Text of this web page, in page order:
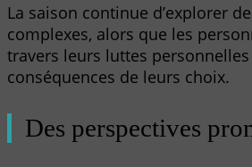
La saison continue d’explorer
complexes, alors que les
travers leurs luttes
conséquences de leurs choix.
Des perspectives